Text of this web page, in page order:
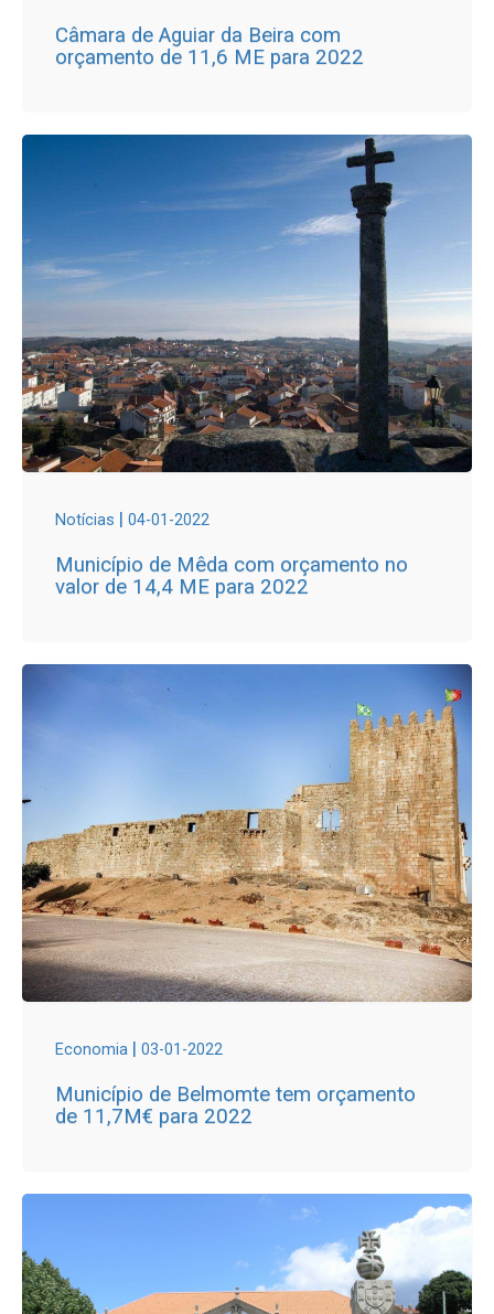
Câmara de Aguiar da Beira com
orçamento de 11,6 ME para 2022
Notícias | 04-01-2022
Município de Mêda com orçamento no
valor de 14,4 ME para 2022
Economia | 03-01-2022
Município de Belmomte tem orçamento
de 11,7M€ para 2022